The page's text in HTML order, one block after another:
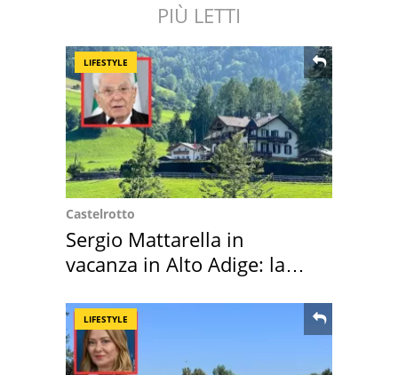
PIÙ LETTI
LIFESTYLE
Castelrotto
Sergio Mattarella in
vacanza in Alto Adige: la
LIFESTYLE